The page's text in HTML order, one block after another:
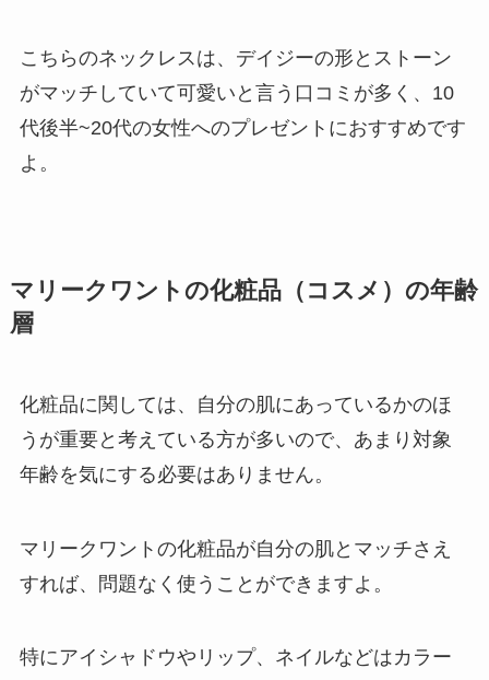
こちらのネックレスは、デイジーの形とストーン
がマッチしていて可愛いと言う口コミが多く、 10
代後半~20代の女性へのプレゼントにおすすめです
よ。
マリークワントの化粧品（コスメ）の年齢
層
化粧品に関しては、
自分の肌にあっているかのほ
うが重要と考えている方が多いので、 あまり対象
年齢を気にする必要はありません。
マリークワントの化粧品が自分の肌とマッチさえ
すれば、問題なく使うことができますよ。
特にアイシャドウやリップ、ネイルなどはカラー